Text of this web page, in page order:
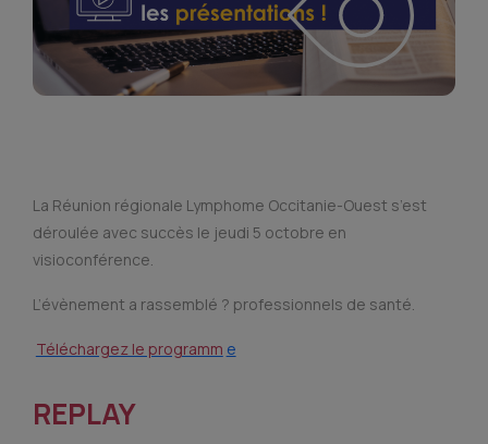
La Réunion régionale Lymphome Occitanie-Ouest s’est
déroulée avec succès le jeudi 5 octobre en
visioconférence.
L’évènement a rassemblé ? professionnels de santé.
Téléchargez le programm e
REPLAY